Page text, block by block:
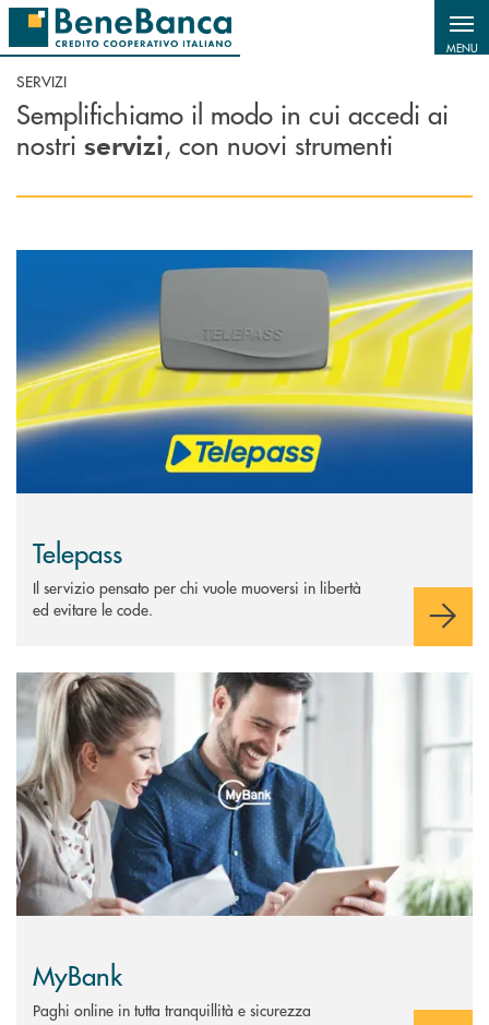
Salta al contenuto principale
MENU
SERVIZI
Semplifichiamo il modo in cui accedi ai
nostri servizi, con nuovi strumenti
Telepass
Il servizio pensato per chi vuole muoversi in libertà
ed evitare le code.
Scopri di più MyBank
MyBank
Paghi online in tutta tranquillità e sicurezza